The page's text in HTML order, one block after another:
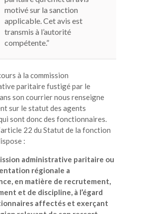
motivé sur la sanction
applicable. Cet avis est
transmis à l’autorité
compétente.”
à la commission
paritaire fustigé par le
son courrier nous renseigne
sur le statut des agents
sont donc des fonctionnaires.
22 du Statut de la fonction
:
administrative paritaire ou
régionale a
en matière de recrutement,
et de discipline, à l’égard
affectés et exerçant